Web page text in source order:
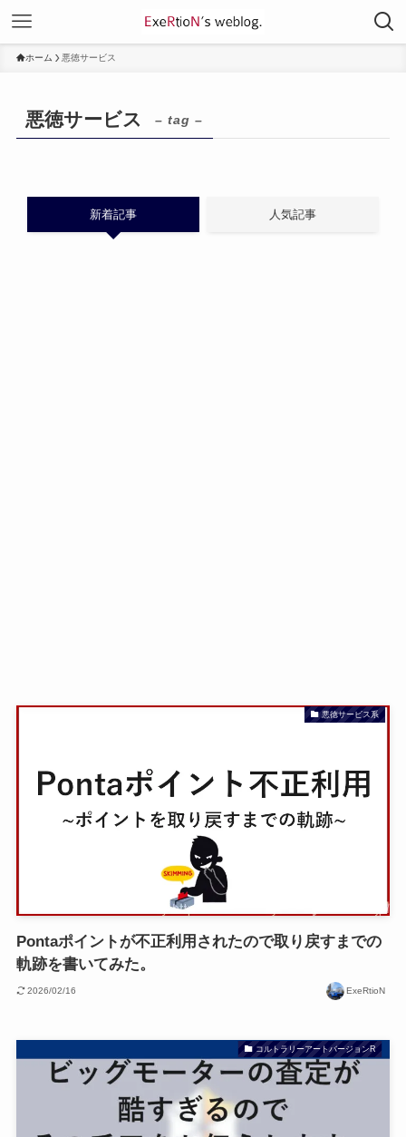
ホーム 悪徳サービス
悪徳サービス – tag –
新着記事 人気記事
悪徳サービス系
Pontaポイントが不正利用されたので取り戻すまでの
軌跡を書いてみた。
2026/02/16 ExeRtioN
コルトラリーアートバージョンR